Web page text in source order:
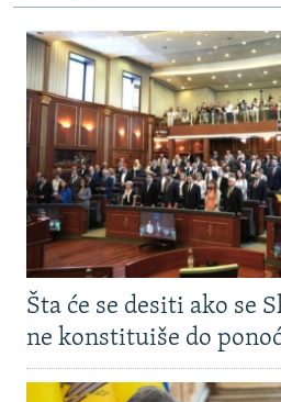
Šta će se desiti ako se
ne konstituiše do